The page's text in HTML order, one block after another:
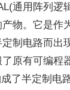
通用阵列逻
物。它是作
制电路而出
原有可编程
了半定制电